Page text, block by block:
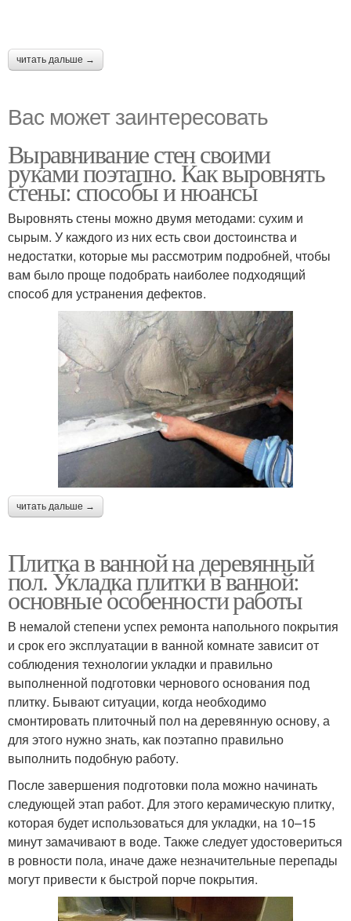
читать дальше →
Вас может заинтересовать
Выравнивание стен своими
руками поэтапно. Как выровнять
стены: способы и нюансы
Выровнять стены можно двумя методами: сухим и
сырым. У каждого из них есть свои достоинства и
недостатки, которые мы рассмотрим подробней, чтобы
вам было проще подобрать наиболее подходящий
способ для устранения дефектов.
читать дальше →
Плитка в ванной на деревянный
пол. Укладка плитки в ванной:
основные особенности работы
В немалой степени успех ремонта напольного покрытия
и срок его эксплуатации в ванной комнате зависит от
соблюдения технологии укладки и правильно
выполненной подготовки чернового основания под
плитку. Бывают ситуации, когда необходимо
смонтировать плиточный пол на деревянную основу, а
для этого нужно знать, как поэтапно правильно
выполнить подобную работу.
После завершения подготовки пола можно начинать
следующей этап работ. Для этого керамическую плитку,
которая будет использоваться для укладки, на 10–15
минут замачивают в воде. Также следует удостовериться
в ровности пола, иначе даже незначительные перепады
могут привести к быстрой порче покрытия.